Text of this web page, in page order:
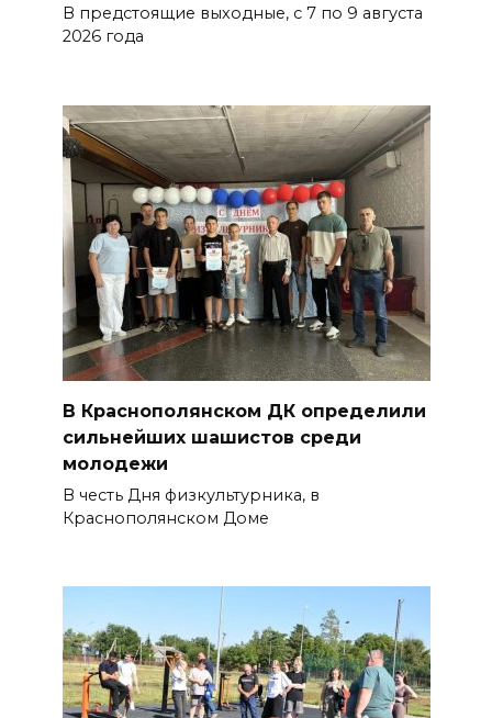
Мужчина утонул на озере в
Ростове
Жара не отступает от Ростова
07 августа 2026 07:15
Над тремя районами
Ростовской области сбили 20
БПЛА
06 августа 2026 23:00
Угостите странников и
послушайте их рассказы:
приметы на 7 августа
06 августа 2026 22:32
обновят теплосети
06 августа 2026 21:18
Вся акватория в цветах:
В предстоящие выходные, с 7 по 9 августа
2026 года
В Краснополянском ДК определили
сильнейших шашистов среди
молодежи
В честь Дня физкультурника, в
Краснополянском Доме